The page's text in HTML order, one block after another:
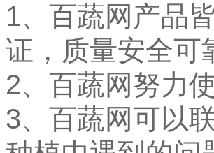
1、 百蔬网产品
证，质量安全可
2、百蔬网努力
3、百蔬网可以